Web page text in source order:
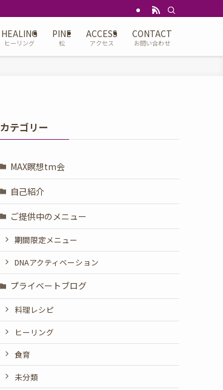
HEALING
ヒーリング
PINE
松
ACCESS
アクセス
CONTACT
お問い合わせ
カテゴリー
MAX瞑想tm会
自己紹介
ご提供中のメニュー
期間限定メニュー
DNAアクティベーション
プライベートブログ
料理レシピ
ヒーリング
食育
未分類